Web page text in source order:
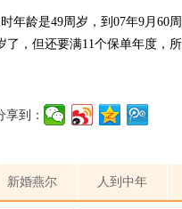
龄是49周岁，到07年9月60
了，但还要满11个保单年度，
享到：
新婚燕尔 人到中年